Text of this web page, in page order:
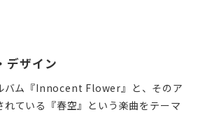
デザイン
バム『Innocent Flower』と、そのア
れている『春空』という楽曲をテーマ